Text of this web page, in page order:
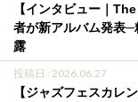
【インタビュー｜
者が新アルバム発表
露
投稿日 : 2026.06.27
【ジャズフェスカレ